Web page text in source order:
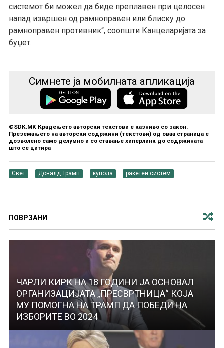
системот би можел да биде преплавен при целосен
напад извршен од рамноправен или блиску до
рамноправен противник“, соопшти Канцеларијата за
буџет.
Симнете ја мобилната апликација
©SDK.MK Крадењето авторски текстови е казниво со закон.
Преземањето на авторски содржини (текстови) од оваа страница е
дозволено само делумно и со ставање хиперлинк до содржината
што се цитира
Свет Доналд Трамп купола ракетен систем
ПОВРЗАНИ
ЧАРЛИ КИРК НА 18 ГОДИНИ ЈА ОСНОВАЛ
ОРГАНИЗАЦИЈАТА „ПРЕСВРТНИЦА“ КОЈА
МУ ПОМОГНА НА ТРАМП ДА ПОБЕДИ НА
ИЗБОРИТЕ ВО 2024